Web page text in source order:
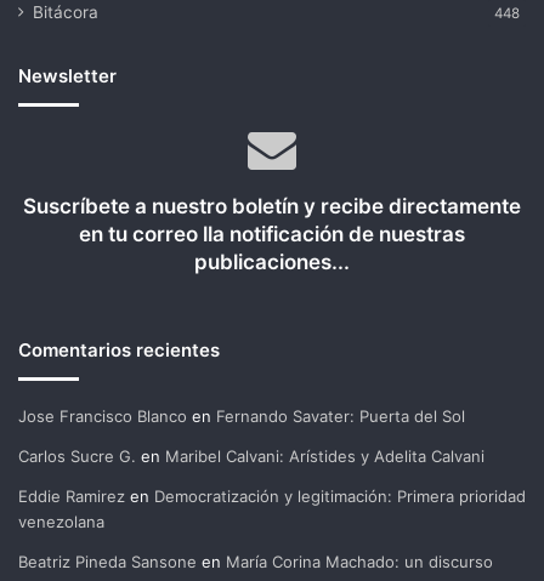
Bitácora 448
Newsletter
Suscríbete a nuestro boletín y recibe directamente
en tu correo lla notificación de nuestras
publicaciones...
Comentarios recientes
Jose Francisco Blanco en Fernando Savater: Puerta del Sol
Carlos Sucre G. en Maribel Calvani: Arístides y Adelita Calvani
Eddie Ramirez en Democratización y legitimación: Primera prioridad
venezolana
Beatriz Pineda Sansone en María Corina Machado: un discurso